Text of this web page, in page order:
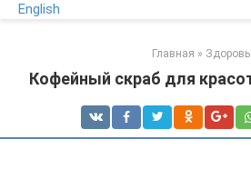
English
Главная »
Кофейный скраб для